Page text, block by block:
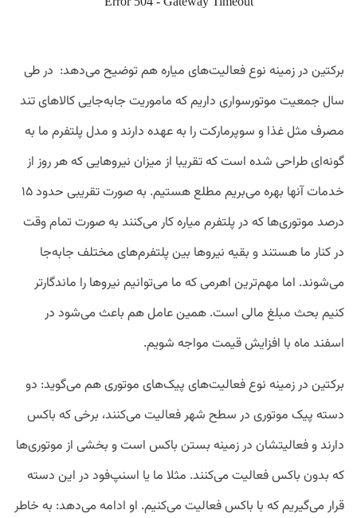
برکتین در زمینه نوع فعالیت‌های میاره هم توضیح می‌دهد: در طی
سال جمعیت موتورسواری داریم که ماموریت جابه‌جایی کالاهای تند
مصرف مثل غذا و سوپرمارکت را به عهده‌ دارند و مدل پلتفرم ما به
گونه‌ای طراحی شده است که تقریبا از میزان نیروهایی که هر روز از
خدمات آنها بهره می‌بریم مطلع هستیم. به صورت تقریبی حدود ۱۵
درصد موتوری‌ها که در پلتفرم میاره کار می‌کنند به صورت تمام وقت
در کنار ما هستند و بقیه نیروها بین پلتفرم‌های مختلف جابه‌جا
می‌شوند. اما مهم‌ترین اهرمی که ما می‌توانیم نیروها را ماندگارتر
کنیم بحث مبلغ مالی است. همین عامل هم باعث می‌شود در
اسفند ماه با افزایش قیمت مواجه شویم.
برکتین در زمینه نوع فعالیت‌های پیک‌های موتوری هم می‌گوید: دو
دسته پیک موتوری در سطح شهر فعالیت می‌کنند، برخی که باکس
دارند و فعالیتشان در زمینه بستن باکس است و بخشی از موتوری‌ها
که بدون باکس فعالیت می‌کنند. مثلا ما یا اسنپ‌فود در این دسته
قرار می‌گیریم که با باکس فعالیت می‌کنیم. او ادامه می‌دهد: به خاطر